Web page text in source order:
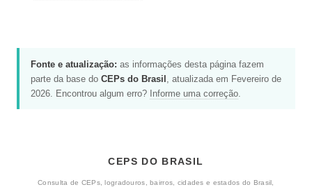
Fonte e atualização: as informações desta página fazem
parte da base do CEPs do Brasil , atualizada em Fevereiro de
2026. Encontrou algum erro? Informe uma correção
CEPS DO BRASIL
Consulta de CEPs, logradouros, bairros, cidades e estados do Brasil,